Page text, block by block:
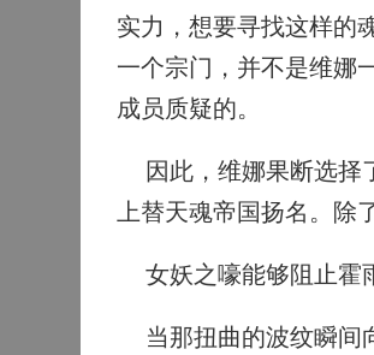
实力，想要寻找这样的
一个宗门，并不是维娜
成员质疑的。
因此，维娜果断选择
上替天魂帝国扬名。除
女妖之嚎能够阻止霍
当那扭曲的波纹瞬间